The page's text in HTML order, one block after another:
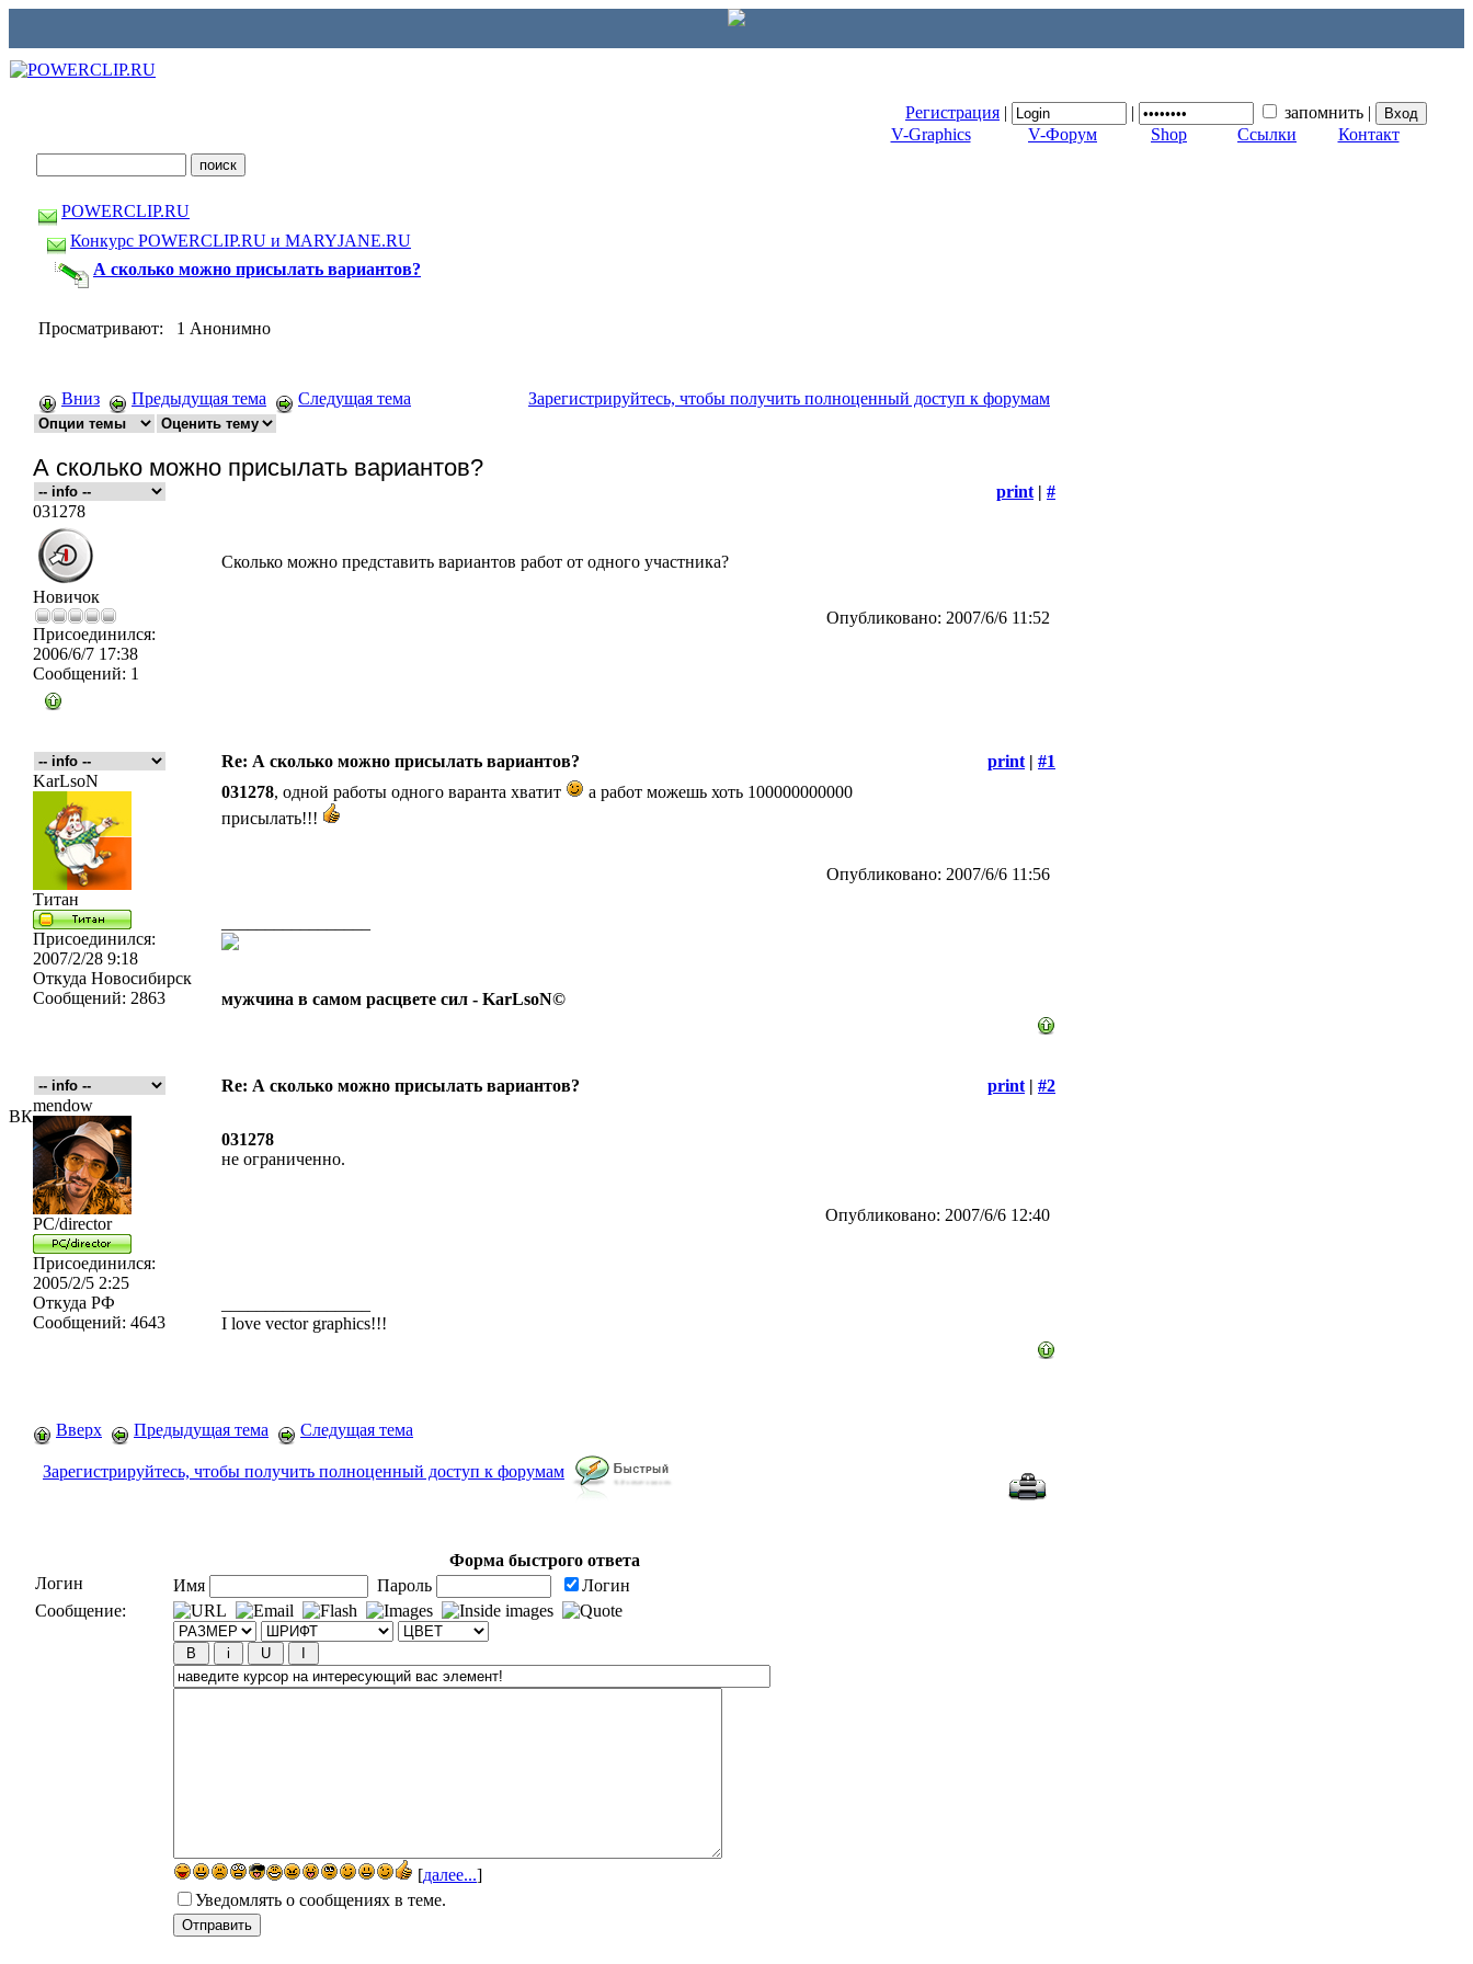
Регистрация | | запомнить |
V-Graphics
V-Форум Shop Ссылки Контакт
ВК
POWERCLIP.RU
Конкурс POWERCLIP.RU и MARYJANE.RU
А сколько можно присылать вариантов?
Просматривают: 1 Анонимно
Вниз Предыдущая тема Следущая тема Зарегистрируйтесь, чтобы получить полноценный доступ к форумам
А сколько можно присылать вариантов?
print | #
031278
Новичок
Присоединился:
2006/6/7 17:38
Сообщений: 1
Сколько можно представить вариантов работ от одного участника?
Опубликовано: 2007/6/6 11:52
Re: А сколько можно присылать вариантов? print | #1
KarLsoN
Титан
Присоединился:
2007/2/28 9:18
Откуда Новосибирск
Сообщений: 2863
031278, одной работы одного варанта хватит
а работ можешь хоть 100000000000
присылать!!!
Опубликовано: 2007/6/6 11:56
мужчина в самом расцвете сил - KarLsoN©
Re: А сколько можно присылать вариантов? print | #2
mendow
PC/director
Присоединился:
2005/2/5 2:25
Откуда РФ
Сообщений: 4643
031278
не ограниченно.
Опубликовано: 2007/6/6 12:40
I love vector graphics!!!
Вверх Предыдущая тема Следущая тема
Зарегистрируйтесь, чтобы получить полноценный доступ к форумам
Форма быстрого ответа
Логин
Имя Пароль
Логин
Сообщение:
[далее...]
Уведомлять о сообщениях в теме.